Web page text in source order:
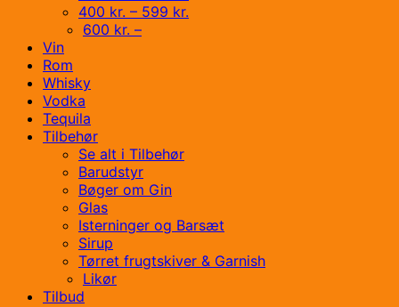
400 kr. – 599 kr.
600 kr. –
Vin
Rom
Whisky
Vodka
Tequila
Tilbehør
Se alt i Tilbehør
Barudstyr
Bøger om Gin
Glas
Isterninger og Barsæt
Sirup
Tørret frugtskiver & Garnish
Likør
Tilbud